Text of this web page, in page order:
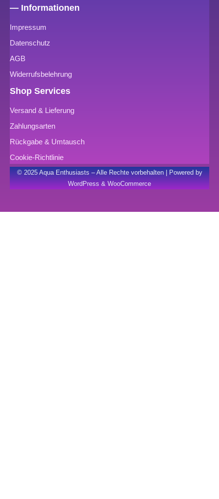
— Informationen
Impressum
Datenschutz
AGB
Widerrufsbelehrung
Shop Services
Versand & Lieferung
Zahlungsarten
Rückgabe & Umtausch
Cookie-Richtlinie
© 2025 Aqua Enthusiasts – Alle Rechte vorbehalten | Powered by
WordPress & WooCommerce